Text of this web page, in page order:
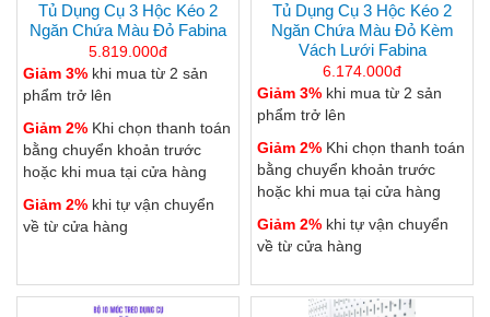
Tủ Dụng Cụ 3 Hộc Kéo 2
Ngăn Chứa Màu Đỏ Fabina
5.819.000đ
Giảm 3% khi mua từ 2 sản
phẩm trở lên
Giảm 2% Khi chọn thanh toán
bằng chuyển khoản trước
hoặc khi mua tại cửa hàng
Giảm 2% khi tự vận chuyển
về từ cửa hàng
Tủ Dụng Cụ 3 Hộc Kéo 2
Ngăn Chứa Màu Đỏ Kèm
Vách Lưới Fabina
6.174.000đ
Giảm 3% khi mua từ 2 sản
phẩm trở lên
Giảm 2% Khi chọn thanh toán
bằng chuyển khoản trước
hoặc khi mua tại cửa hàng
Giảm 2% khi tự vận chuyển
về từ cửa hàng